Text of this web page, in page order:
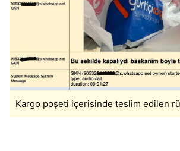
Kargo poşeti içerisinde teslim edilen